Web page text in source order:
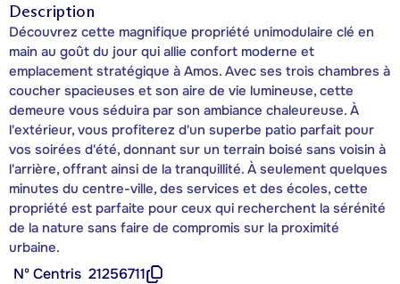
Description
Découvrez cette magnifique propriété unimodulaire clé en
main au goût du jour qui allie confort moderne et
emplacement stratégique à Amos. Avec ses trois chambres à
coucher spacieuses et son aire de vie lumineuse, cette
demeure vous séduira par son ambiance chaleureuse. À
l'extérieur, vous profiterez d'un superbe patio parfait pour
vos soirées d'été, donnant sur un terrain boisé sans voisin à
l'arrière, offrant ainsi de la tranquillité. À seulement quelques
minutes du centre-ville, des services et des écoles, cette
propriété est parfaite pour ceux qui recherchent la sérénité
de la nature sans faire de compromis sur la proximité
urbaine.
Nº Centris 21256711